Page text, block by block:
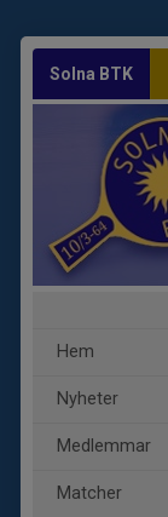
Solna BTK
Hem
Nyheter
Medlemmar
Matcher